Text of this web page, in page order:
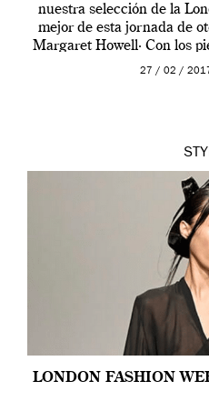
nuestra selección de la
mejor de esta jornada de
Margaret Howell· Con los
de Margaret Howell
27 / 02 /
LONDON FASHION